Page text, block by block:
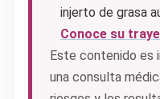
injerto de grasa
Conoce su
Este contenido es
una consulta